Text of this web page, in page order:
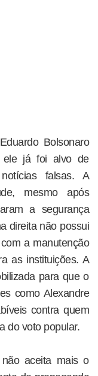
Bolsonaro
ele já foi alvo de
falsas. A
mesmo após
a segurança
direita não possui
a manutenção
as instituições. A
para que o
como Alexandre
contra quem
do voto popular.
aceita mais o